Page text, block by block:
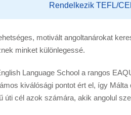
Rendelkezik TEFL/
motivált angoltanárokat
minket különlegessé.
Language School a rangos
kiválósági pontot ért el, így
úti cél azok számára, akik angolul